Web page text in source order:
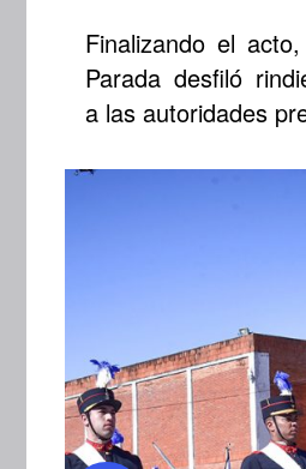
Finalizando el
Parada desfiló
a las autoridades